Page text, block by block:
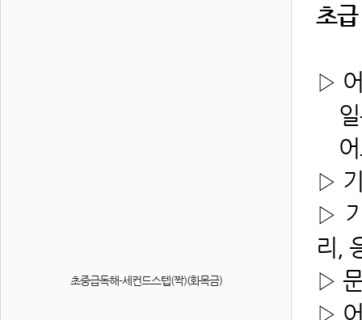
초중급독해-세컨드스텝(짝)(화목금)
초
▷
일
어
▷
▷
리,
▷
▷